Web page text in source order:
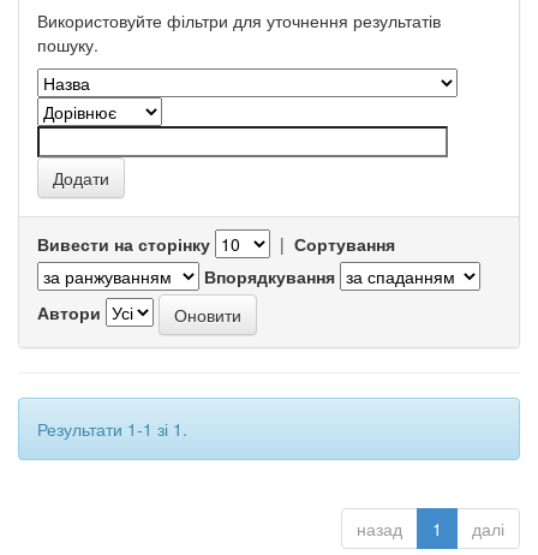
Використовуйте фільтри для уточнення результатів
пошуку.
Вивести на сторінку | Сортування
Впорядкування
Автори
Результати 1-1 зі 1.
назад 1 далі